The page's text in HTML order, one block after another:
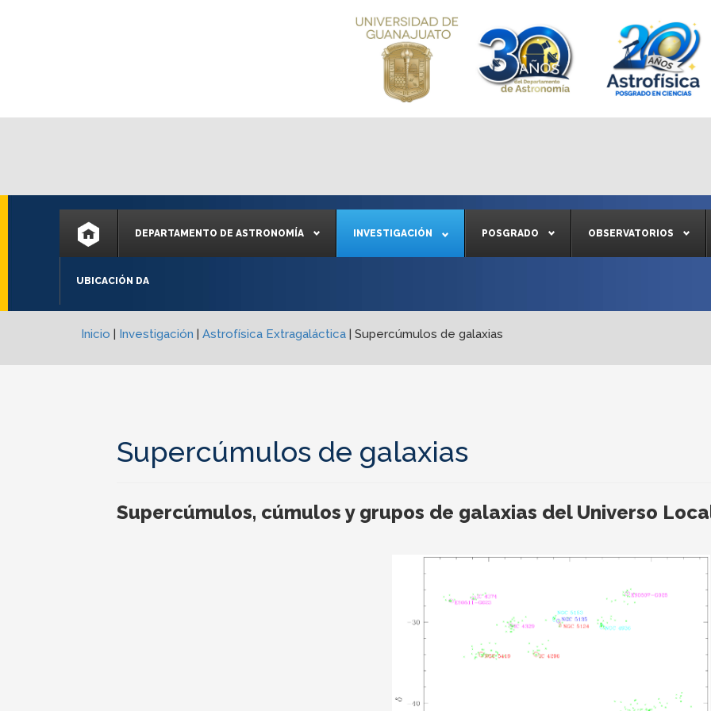
DEPARTAMENTO DE ASTRONOMÍA INVESTIGACIÓN POSGRADO OBSERVATORIOS
UBICACIÓN DA
Inicio | Investigación | Astrofísica Extragaláctica | Supercúmulos de galaxias
Supercúmulos de galaxias
Supercúmulos, cúmulos y grupos de galaxias del Universo